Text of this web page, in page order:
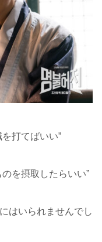
打てばいい”
を摂取したらいい”
はいられませんでし